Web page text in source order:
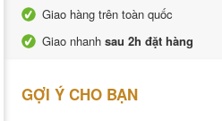
Giao hàng trên toàn quốc
Giao nhanh sau 2h đặt hàng
GỢI Ý CHO BẠN